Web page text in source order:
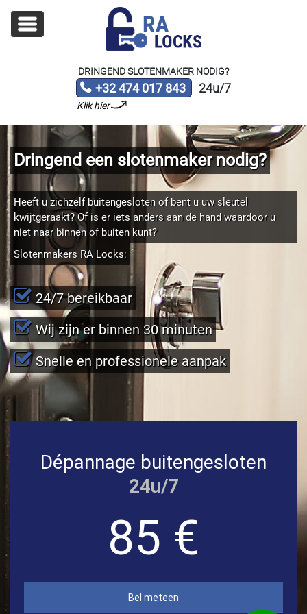
DRINGEND SLOTENMAKER NODIG?
+32 474 017 843
Klik hier
24u/7
Dringend een slotenmaker nodig?
Heeft u zichzelf buitengesloten of bent u uw sleutel
kwijtgeraakt? Of is er iets anders aan de hand waardoor u
niet naar binnen of buiten kunt?
Slotenmakers RA Locks:
24/7 bereikbaar
Wij zijn er binnen 30 minuten
Snelle en professionele aanpak
Dépannage buitengesloten
24u/7
85 €
Bel meteen